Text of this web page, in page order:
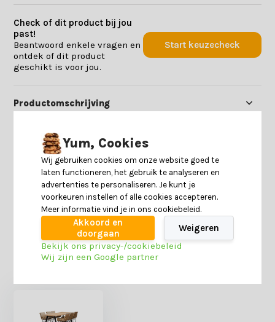
Check of dit product bij jou
past!
Beantwoord enkele vragen en
ontdek of dit product
geschikt is voor jou.
Start keuzecheck
Productomschrijving
Specificaties
Reviews
Heb je nog interesse in deze recent bekeken
Yum, Cookies
Wij gebruiken cookies om onze website goed te
laten functioneren, het gebruik te analyseren en
advertenties te personaliseren. Je kunt je
voorkeuren instellen of alle cookies accepteren.
Meer informatie vind je in ons cookiebeleid.
Akkoord en
doorgaan
Weigeren
Bekijk ons privacy-/cookiebeleid
Wij zijn een Google partner